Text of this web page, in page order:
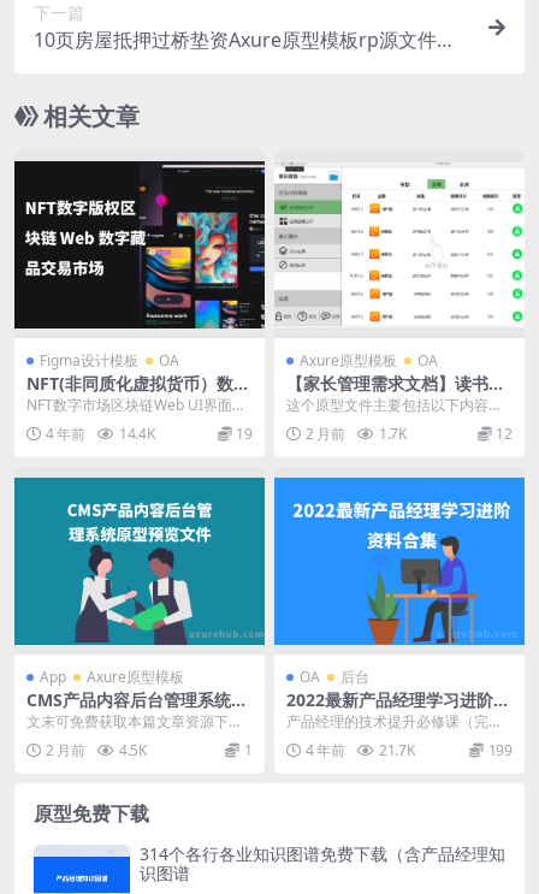
下一篇
10页房屋抵押过桥垫资Axure原型模板rp源文件免
相关文章
Figma设计模板 OA
NFT(非同质化虚拟货币）数字
版权区块链 Web 数字藏品交
易市场Crypter – NFT Marke
tplace UI Kit
NFT数字市场区块链Web UI界面素
材响应来认识一下 Crypter，这是
一款...4 年前 14.4K 19
Axure原型模板 OA
【家长管理需求文档】读书郎
PAD端
这个原型文件主要包括以下内容：
1. 概述 2. 家长管理 3. 行为分析报
告 ...2 月前 1.7K 12
App Axure原型模板
CMS产品内容后台管理系统原
型预览文件
文末可免费获取本篇文章资源下载
链接 —————————— 1.1 产
品介绍 Ga...
2 月前 4.5K 1
OA 后台
2022最新产品经理学习进阶资
料合集
产品经理的技术提升必修课（完
结） 【起点学院】10 天掌握产品经
理必备 7 大文...
4 年前 21.7K 199
原型免费下载
314个各行各业知识图谱免费下载（含产品经理知
识图谱